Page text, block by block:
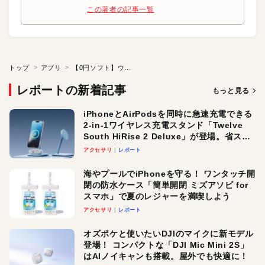
この著者の記事一覧
トップ アプリ
レポートの新着記事 もっと見る
iPhoneとAirPodsを同時に急速充電できる
2-in-1ワイヤレス充電スタンド「Twelve
South HiRise 2 Deluxe」が登場。省スペ
ースでおしゃれに充電したい人にオスス
アクセサリ レポート
海やプールでiPhoneを守る！ ワンタッチ開
閉の防水ケース「簡単開閉 ミズアソビ for
スマホ」で夏のレジャーを満喫しよう
アクセサリ レポート
オズポケと使いたいDJIのマイクに新モデル
登場！ コンパクトな「DJI Mic Mini 2S」
はAIノイキャンも搭載。屋外でも快適に！